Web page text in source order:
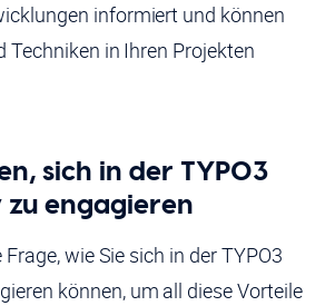
informiert und können
Techniken in Ihren Projekten
sich in der TYPO3
engagieren
wie Sie sich in der TYPO3
können, um all diese Vorteile